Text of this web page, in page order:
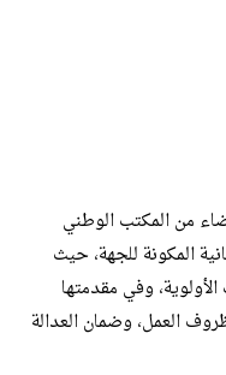
من المكتب الوطني
المكونة للجهة، حيث
وفي مقدمتها
العمل، وضمان العدالة